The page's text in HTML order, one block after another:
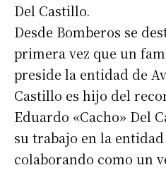
Del Castillo.
Desde Bomberos se
primera vez que un
preside la entidad de
Castillo es hijo del
Eduardo «Cacho» Del
su trabajo en la
colaborando como un